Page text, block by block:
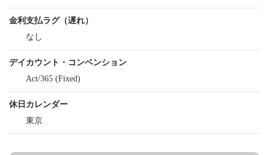
金利支払ラグ（遅れ）
なし
デイカウント・コンベンション
Act/365 (Fixed)
休日カレンダー
東京